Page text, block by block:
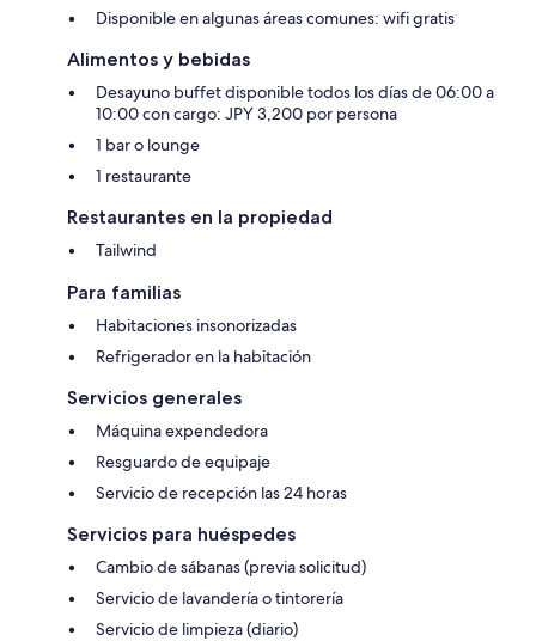
Disponible en algunas áreas comunes: wifi gratis
Alimentos y bebidas
Desayuno buffet disponible todos los días de 06:00 a
10:00 con cargo: JPY 3,200 por persona
1 bar o lounge
1 restaurante
Restaurantes en la propiedad
Tailwind
Para familias
Habitaciones insonorizadas
Refrigerador en la habitación
Servicios generales
Máquina expendedora
Resguardo de equipaje
Servicio de recepción las 24 horas
Servicios para huéspedes
Cambio de sábanas (previa solicitud)
Servicio de lavandería o tintorería
Servicio de limpieza (diario)